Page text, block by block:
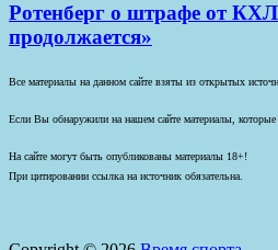
Ротенберг о штрафе от
продолжается»
Все материалы на данном сайте взяты из открытых
Если Вы обнаружили на нашем сайте материалы,
На сайте могут быть опубликованы материалы 18+!
При цитировании ссылка на источник обязательна.